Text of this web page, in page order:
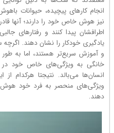
انجام کارهای پیچیده، حیوانات
نیز هوش خاص خود را دارند؛ آنها
اطرافشان پیدا کنند و رفتارهای
یادگیری خودکار را نشان دهند.
و آموزش سریع‌تر هستند، اما به
خانگی به ویژگی‌های خاص خود در
انسان‌ها می‌بالد. نتیجتا هرکدام از
ویژگی‌های منحصر به فرد خود هوش
دهند.